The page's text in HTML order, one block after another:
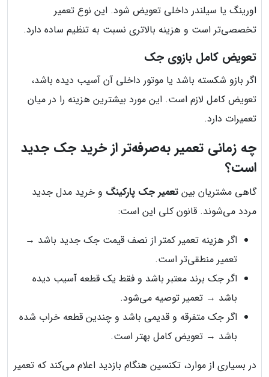
اورینگ یا سیلندر داخلی تعویض شود. این نوع تعمیر
تخصصی‌تر است و هزینه بالاتری نسبت به تنظیم ساده دارد.
تعویض کامل بازوی جک
اگر بازو شکسته باشد یا موتور داخلی آن آسیب دیده باشد،
تعویض کامل لازم است. این مورد بیشترین هزینه را در میان
تعمیرات دارد.
چه زمانی تعمیر به‌صرفه‌تر از خرید جک جدید
است؟
گاهی مشتریان بین تعمیر جک پارکینگ و خرید مدل جدید
مردد می‌شوند. قانون کلی این است:
اگر هزینه تعمیر کمتر از نصف قیمت جک جدید باشد →
تعمیر منطقی‌تر است.
اگر جک برند معتبر باشد و فقط یک قطعه آسیب دیده
باشد → تعمیر توصیه می‌شود.
اگر جک متفرقه و قدیمی باشد و چندین قطعه خراب شده
باشد → تعویض کامل بهتر است.
در بسیاری از موارد، تکنسین هنگام بازدید اعلام می‌کند که تعمیر